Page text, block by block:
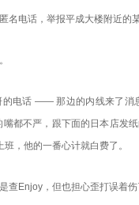
名电话，举报平成大楼附近的
电话 —— 那边的内线来了消
都不严，跟下面的日本店发
，他的一番心计就白费了。
查Enjoy，但也担心歪打误着